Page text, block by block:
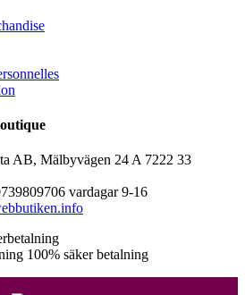
AB, Mälbyvägen 24 A 7222 33
vardagar 9-16
100% säker betalning